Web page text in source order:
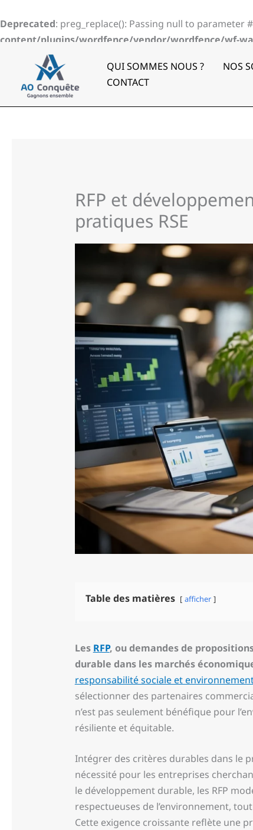
Deprecated: preg_replace(): Passing null to
content/plugins/wordfence/vendor/wordfence/wf-
au
contenu
QUI SOMMES NOUS ? NOS
CONTACT
RFP et
pratiques RSE
Table des matières afficher
Les RFP, ou demandes de
durable dans les marchés
responsabilité sociale et
sélectionner des partenaires
n’est pas seulement bénéfique pour
résiliente et équitable.
Intégrer des critères durables dans le
nécessité pour les entreprises
le développement durable, les RFP
respectueuses de l’environnement,
Cette exigence croissante reflète une